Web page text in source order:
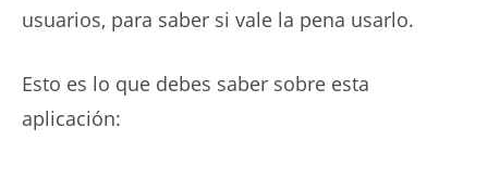
usuarios, para saber si vale la pena usarlo.
Esto es lo que debes saber sobre esta
aplicación: